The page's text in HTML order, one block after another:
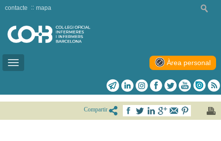
Toggle
contacte mapa
Àrea personal
Compartir